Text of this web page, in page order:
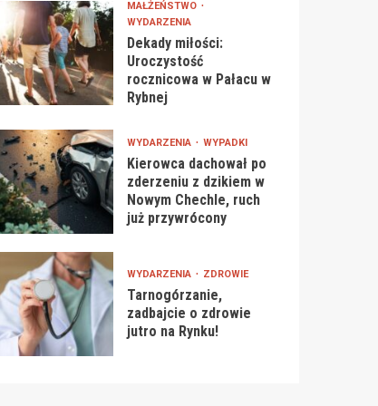
MAŁŻEŃSTWO
WYDARZENIA
Dekady miłości:
Uroczystość
rocznicowa w Pałacu w
Rybnej
WYDARZENIA WYPADKI
Kierowca dachował po
zderzeniu z dzikiem w
Nowym Chechle, ruch
już przywrócony
WYDARZENIA ZDROWIE
Tarnogórzanie,
zadbajcie o zdrowie
jutro na Rynku!